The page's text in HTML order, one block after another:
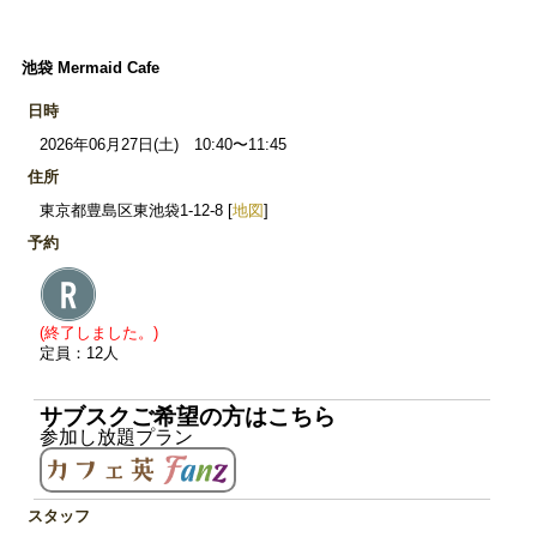
池袋 Mermaid Cafe
日時
2026年06月27日(土) 10:40〜11:45
住所
東京都豊島区東池袋1-12-8 [地図]
予約
(終了しました。)
定員：12人
サブスクご希望の方はこちら
参加し放題プラン
スタッフ